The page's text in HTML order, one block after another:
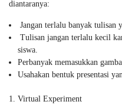
diantaranya:
Jangan terlalu banyak tulisan
Tulisan jangan terlalu kecil
siswa.
Perbanyak memasukkan
Usahakan bentuk presentasi
Virtual Experiment